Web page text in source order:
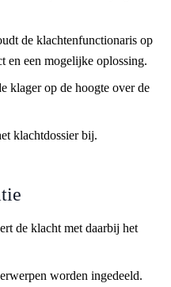
de klachtenfunctionaris op
en een mogelijke oplossing.
klager op de hoogte over de
klachtdossier bij.
de klacht met daarbij het
worden ingedeeld.